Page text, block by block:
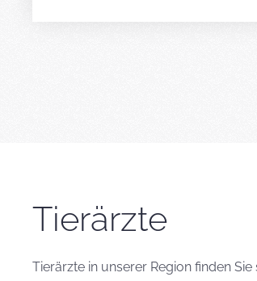
Tierärzte
Tierärzte in unserer Region finden Sie